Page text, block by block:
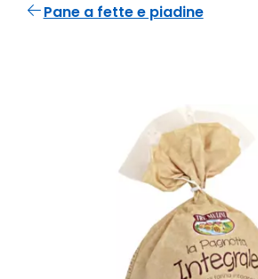
Pane a fette e piadine